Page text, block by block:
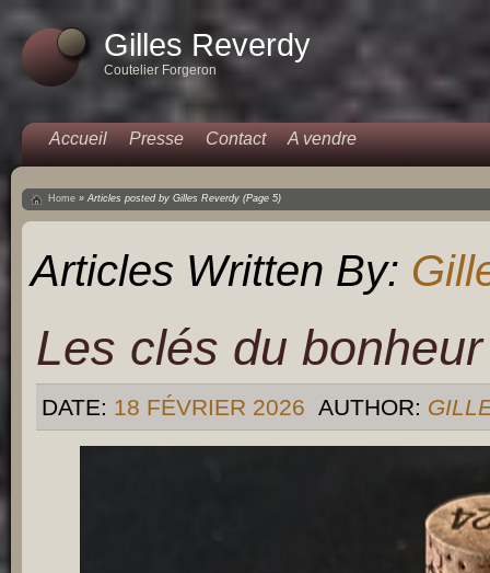
Gilles Reverdy
Coutelier Forgeron
Accueil Presse Contact A vendre
Home »Articles posted by Gilles Reverdy (Page 5)
Articles Written By:
Les clés du
DATE: 18 FÉVRIER 2026 AUTHOR: